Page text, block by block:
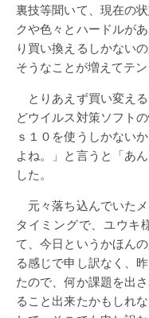
裏技等聞いて、現在の
クや色々とハードルが
り買い換えるしかない
そうなことが増えてテ
とりあえず買い変え
どウイルス対策ソフト
ｓ１０を使うしかない
よね。」と言うと「あ
した。
元々落ち込んでいた
タイミングで、ユウキ
て、今日というかほん
る感じで申し訳なく、
たので、何か課題を出
ること出来たかもしれ